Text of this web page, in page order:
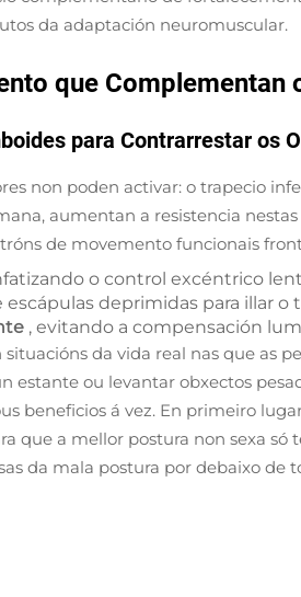
da adaptación neuromuscular.
que Complementan
para Contrarrestar os
non poden activar: o trapecio
aumentan a resistencia
de movemento funcionais
o control excéntrico
escápulas deprimidas para illar o
, evitando a compensación
da vida real nas que as
estante ou levantar obxectos
beneficios á vez. En primeiro
que a mellor postura non sexa
da mala postura por debaixo de